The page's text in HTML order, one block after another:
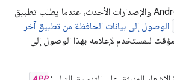
الوصول إلى بيانات الحافظة من تطبيق آخر
مؤقت للمستخدم لإعلامه بهذا الوصول إلى